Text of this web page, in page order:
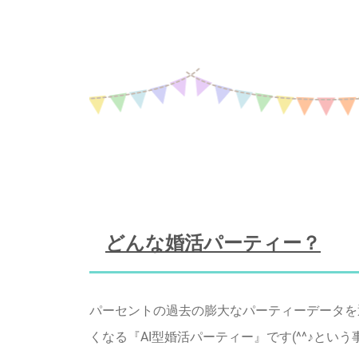
どんな婚活パーティー？
パーセントの過去の膨大なパーティーデータ
くなる『AI型婚活パーティー』です(^^♪とい